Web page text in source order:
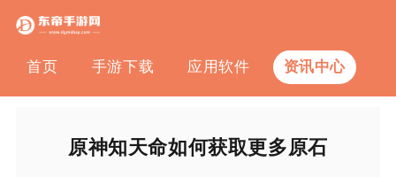
首页 手游下载 应用软件 资讯中心
原神知天命如何获取更多原石